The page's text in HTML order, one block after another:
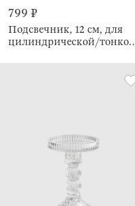
799 ₽
Подсвечник, 12 см, для
цилиндрической/тонкой